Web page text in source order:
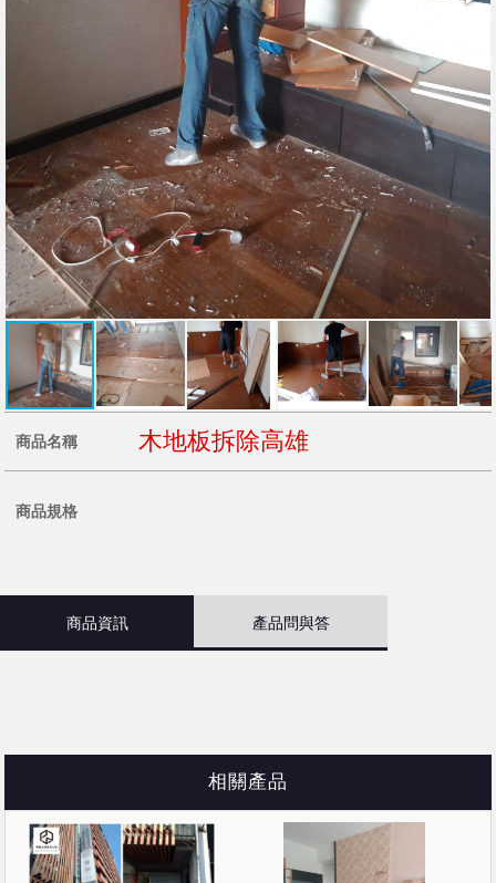
商品名稱 木地板拆除高雄
商品規格
商品資訊 產品問與答
相關產品